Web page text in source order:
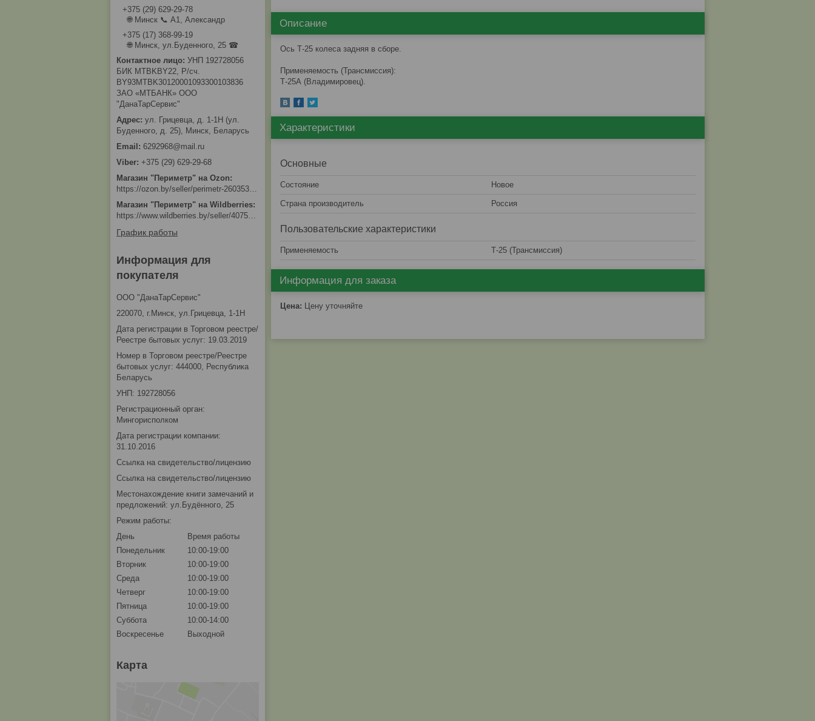
Описание
Ось Т-25 колеса задняя в сборе.
Применяемость (Трансмиссия):
Т-25А (Владимировец).
Характеристики
Основные
Состояние Новое
Страна производитель Россия
Пользовательские характеристики
Применяемость Т-25 (Трансмиссия)
Информация для заказа
Цена: Цену уточняйте
+375 (29) 629-29-78
🌐 Минск 📞 А1, Александр
+375 (17) 368-99-19
🌐 Минск, ул.Буденного, 25 ☎
УНП 192728056
БИК MTBKBY22, Р/сч.
BY93MTBK30120001093300103836
ЗАО «МТБАНК» ООО
"ДанаТарСервис"
ул. Грицевца, д. 1-1Н (ул.
Буденного, д. 25), Минск, Беларусь
6292968@mail.ru
+375 (29) 629-29-68
Магазин "Периметр" на Ozon
https://ozon.by/seller/perimetr-2603533/?miniapp=seller_2603533
Магазин "Периметр" на Wildberries
https://www.wildberries.by/seller/4075533
График работы
Информация для
покупателя
ООО "ДанаТарСервис"
220070, г.Минск, ул.Грицевца, 1-1Н
Дата регистрации в Торговом реестре/
Реестре бытовых услуг: 19.03.2019
Номер в Торговом реестре/Реестре
бытовых услуг: 444000, Республика
Беларусь
УНП: 192728056
Регистрационный орган:
Мингорисполком
Дата регистрации компании:
31.10.2016
Ссылка на свидетельство/лицензию
Ссылка на свидетельство/лицензию
Местонахождение книги замечаний и
предложений: ул.Будённого, 25
Режим работы:
День
Время работы
Понедельник
10:00-19:00
Вторник
10:00-19:00
Среда
10:00-19:00
Четверг
10:00-19:00
Пятница
10:00-19:00
Суббота
10:00-14:00
Воскресенье
Выходной
Карта